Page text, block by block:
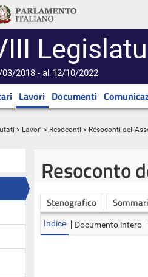
2018 - al 12/10/2022
Lavori Documenti
> Lavori > Resoconti > Resoconti
Resoconto
Stenografico
Indice Documento intero